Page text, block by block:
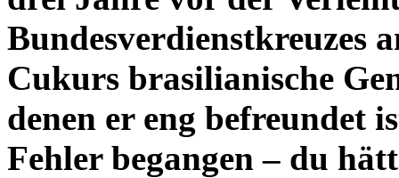
Bundesverdienstkreuzes
Cukurs brasilianische
denen er eng befreundet
Fehler begangen – du